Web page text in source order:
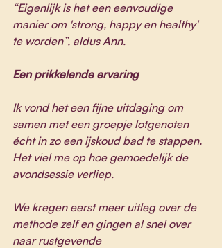
“Eigenlijk is het een eenvoudige
manier om 'strong, happy en healthy'
te worden”, aldus Ann.
Een prikkelende ervaring
Ik vond het een fijne uitdaging om
samen met een groepje lotgenoten
écht in zo een ijskoud bad te stappen.
Het viel me op hoe gemoedelijk de
avondsessie verliep.
We kregen eerst meer uitleg over de
methode zelf en gingen al snel over
naar rustgevende